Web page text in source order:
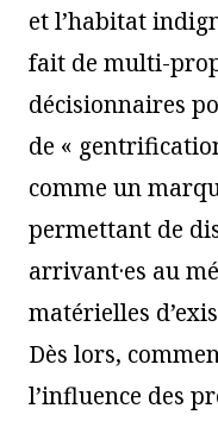
et l’habitat
fait de multi-
décisionnaires
de «
comme un
permettant de
arrivant·es au
matérielles
Dès lors,
l’influence des